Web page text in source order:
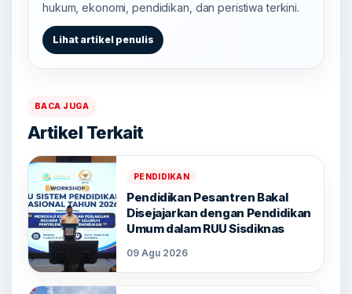
hukum, ekonomi, pendidikan, dan peristiwa terkini.
Lihat artikel penulis
BACA JUGA
Artikel Terkait
PENDIDIKAN
Pendidikan Pesantren Bakal
Disejajarkan dengan Pendidikan
Umum dalam RUU Sisdiknas
09 Agu 2026